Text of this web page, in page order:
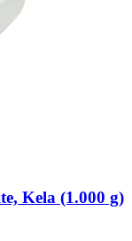
Kela (1.000 g)